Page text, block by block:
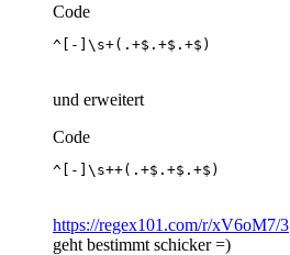
Code
^[-]\s+(.+$.+$.+$)
und erweitert
Code
^[-]\s++(.+$.+$.+$)
https://regex101.com/r/xV6oM7/3
geht bestimmt schicker =)